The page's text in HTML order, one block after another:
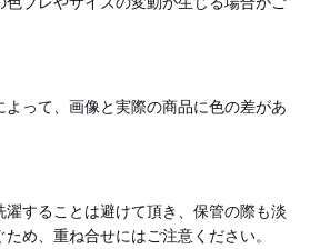
よって、画像と実際の商品に色の差があ
濯することは避けて頂き、保管の際も淡
め、重ね合せにはご注意ください。